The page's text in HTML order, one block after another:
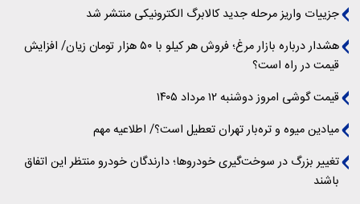
جزییات واریز مرحله جدید کالابرگ الکترونیکی منتشر شد
هشدار درباره بازار مرغ؛ فروش هر کیلو با ۵۰ هزار تومان زیان/ افزایش
قیمت در راه است؟
قیمت گوشی امروز دوشنبه ۱۲ مرداد ۱۴۰۵
میادین میوه و تره‌بار تهران تعطیل است؟/ اطلاعیه مهم
تغییر بزرگ در سوخت‌گیری خودروها؛ دارندگان خودرو منتظر این اتفاق
باشند